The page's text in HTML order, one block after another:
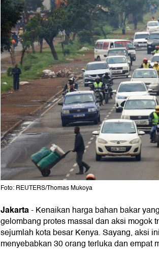
Foto: REUTERS/Thomas Mukoya
Jakarta-Kenaikan harga bahan bakar
gelombang protes massal dan aksi mogok
sejumlah kota besar Kenya. Sayang, aksi
menyebabkan 30 orang terluka dan empat